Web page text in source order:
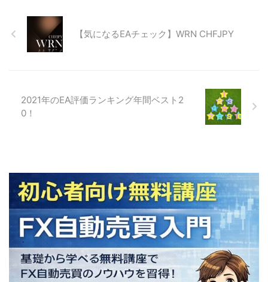
【気になるEAチェック】WRN CHFJPY
2021年のEA評価ランキング年間ベスト2
0！